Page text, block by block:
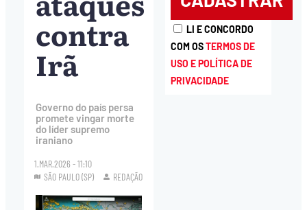
contra
Irã
Governo do país persa
promete vingar morte
do líder supremo
iraniano
1.MAR.2026 - 11:10
SÃO PAULO (SP)
REDAÇÃO
LI E CONCORDO
COM OSTERMOS DE
USO E POLÍTICA DE
PRIVACIDADE